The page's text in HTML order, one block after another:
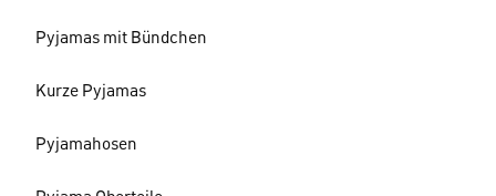
Pyjamas mit Bündchen
Kurze Pyjamas
Pyjamahosen